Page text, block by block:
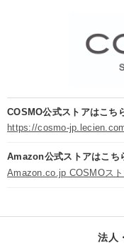
COSMO公式ストアはこち
https://cosmo-
Amazon公式ストアはこち
Amazon.co.jp COSMOス
法人